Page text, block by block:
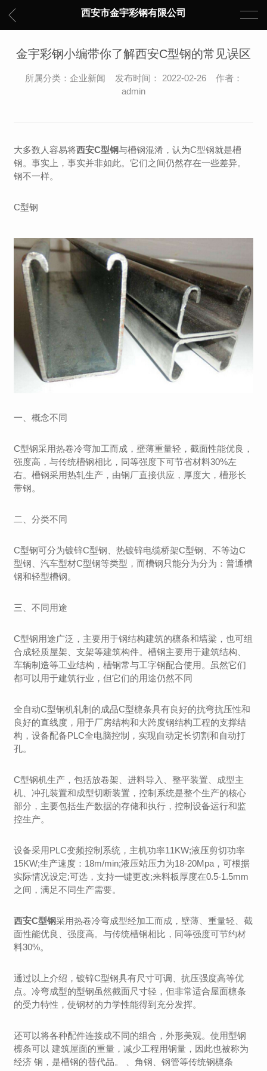
西安市金宇彩钢有限公司
金宇彩钢小编带你了解西安C型钢的常见误区
所属分类：企业新闻 发布时间： 2022-02-26 作者：
admin
大多数人容易将西安C型钢与槽钢混淆，认为C型钢就是槽
钢。事实上，事实并非如此。它们之间仍然存在一些差异。
钢不一样。
C型钢
一、概念不同
C型钢采用热卷冷弯加工而成，壁薄重量轻，截面性能优良，
强度高，与传统槽钢相比，同等强度下可节省材料30%左
右。槽钢采用热轧生产，由钢厂直接供应，厚度大，槽形长
带钢。
二、分类不同
C型钢可分为镀锌C型钢、热镀锌电缆桥架C型钢、不等边C
型钢、汽车型材C型钢等类型，而槽钢只能分为分为：普通槽
钢和轻型槽钢。
三、不同用途
C型钢用途广泛，主要用于钢结构建筑的檩条和墙梁，也可组
合成轻质屋架、支架等建筑构件。槽钢主要用于建筑结构、
车辆制造等工业结构，槽钢常与工字钢配合使用。虽然它们
都可以用于建筑行业，但它们的用途仍然不同
全自动C型钢机轧制的成品C型檩条具有良好的抗弯抗压性和
良好的直线度，用于厂房结构和大跨度钢结构工程的支撑结
构，设备配备PLC全电脑控制，实现自动定长切割和自动打
孔。
C型钢机生产，包括放卷架、进料导入、整平装置、成型主
机、冲孔装置和成型切断装置，控制系统是整个生产的核心
部分，主要包括生产数据的存储和执行，控制设备运行和监
控生产。
设备采用PLC变频控制系统，主机功率11KW;液压剪切功率
15KW;生产速度：18m/min;液压站压力为18-20Mpa，可根据
实际情况设定;可选，支持一键更改;来料板厚度在0.5-1.5mm
之间，满足不同生产需要。
西安C型钢采用热卷冷弯成型经加工而成，壁薄、重量轻、截
面性能优良、强度高。与传统槽钢相比，同等强度可节约材
料30%。
通过以上介绍，镀锌C型钢具有尺寸可调、抗压强度高等优
点。冷弯成型的型钢虽然截面尺寸轻，但非常适合屋面檩条
的受力特性，使钢材的力学性能得到充分发挥。
还可以将各种配件连接成不同的组合，外形美观。使用型钢
檩条可以 建筑屋面的重量，减少工程用钢量，因此也被称为
经济 钢，是槽钢的替代品。 、角钢、钢管等传统钢檩条